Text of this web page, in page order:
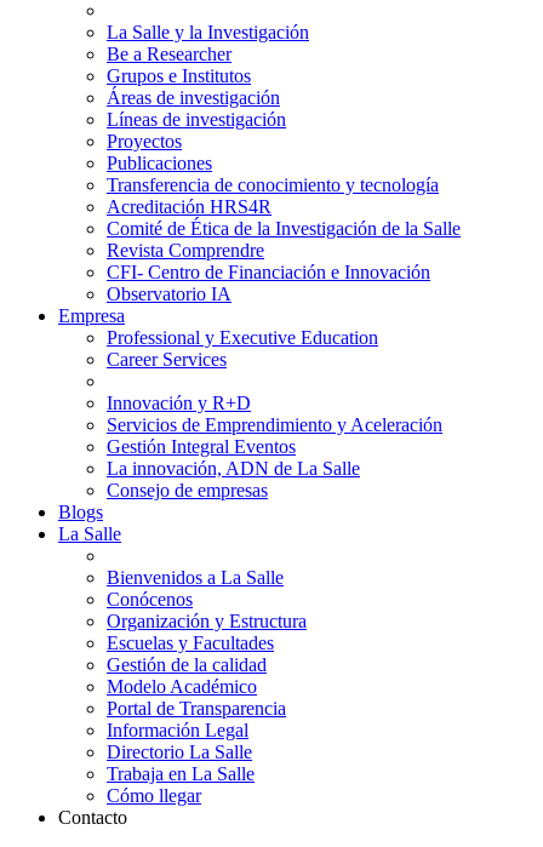
La Salle y la Investigación
Be a Researcher
Grupos e Institutos
Áreas de investigación
Líneas de investigación
Proyectos
Publicaciones
Transferencia de conocimiento y tecnología
Acreditación HRS4R
Comité de Ética de la Investigación de la Salle
Revista Comprendre
CFI- Centro de Financiación e Innovación
Observatorio IA
Empresa
Professional y Executive Education
Career Services
Innovación y R+D
Servicios de Emprendimiento y Aceleración
Gestión Integral Eventos
La innovación, ADN de La Salle
Consejo de empresas
Blogs
La Salle
Bienvenidos a La Salle
Conócenos
Organización y Estructura
Escuelas y Facultades
Gestión de la calidad
Modelo Académico
Portal de Transparencia
Información Legal
Directorio La Salle
Trabaja en La Salle
Cómo llegar
Contacto